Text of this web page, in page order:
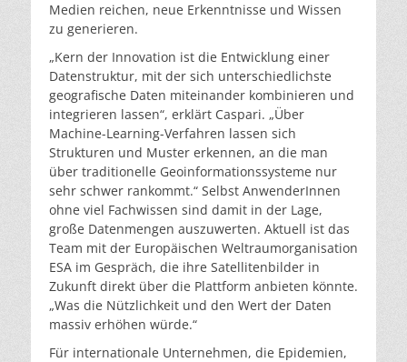
Medien reichen, neue Erkenntnisse und Wissen
zu generieren.
„Kern der Innovation ist die Entwicklung einer
Datenstruktur, mit der sich unterschiedlichste
geografische Daten miteinander kombinieren und
integrieren lassen“, erklärt Caspari. „Über
Machine-Learning-Verfahren lassen sich
Strukturen und Muster erkennen, an die man
über traditionelle Geoinformationssysteme nur
sehr schwer rankommt.“ Selbst AnwenderInnen
ohne viel Fachwissen sind damit in der Lage,
große Datenmengen auszuwerten. Aktuell ist das
Team mit der Europäischen Weltraumorganisation
ESA im Gespräch, die ihre Satellitenbilder in
Zukunft direkt über die Plattform anbieten könnte.
„Was die Nützlichkeit und den Wert der Daten
massiv erhöhen würde.“
Für internationale Unternehmen, die Epidemien,